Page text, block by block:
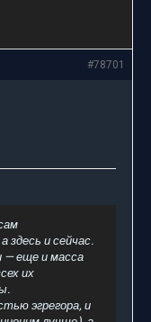
#78701
здесь и сейчас.
— еще и масса
их
эгрегора, и